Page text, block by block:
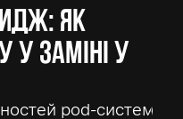
як
у заміні у
pod-систем